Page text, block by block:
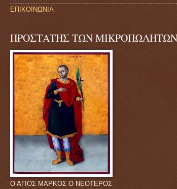
ΕΠΙΚΟΙΝΩΝΙΑ
ΠΡΟΣΤΑΤΗΣ ΤΩΝ ΜΙΚΡΟΠΩΛΗΤΩΝ
Ο ΑΓΙΟΣ ΜΑΡΚΟΣ Ο ΝΕΟΤΕΡΟΣ